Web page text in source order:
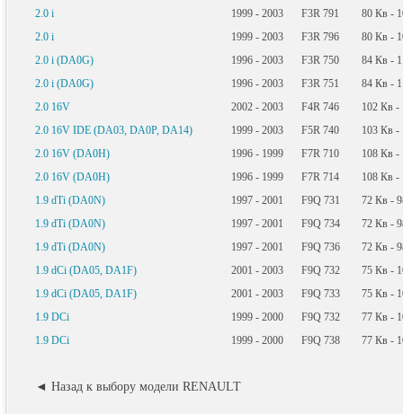
2.0 i
1999 - 2003 F3R 791 80 Кв -
2.0 i
1999 - 2003 F3R 796 80 Кв -
2.0 i (DA0G)
1996 - 2003 F3R 750 84 Кв -
2.0 i (DA0G)
1996 - 2003 F3R 751 84 Кв -
2.0 16V
2002 - 2003 F4R 746 102 Кв -
2.0 16V IDE (DA03, DA0P, DA14)
1999 - 2003 F5R 740 103 Кв -
2.0 16V (DA0H)
1996 - 1999 F7R 710 108 Кв -
2.0 16V (DA0H)
1996 - 1999 F7R 714 108 Кв -
1.9 dTi (DA0N)
1997 - 2001 F9Q 731 72 Кв -
1.9 dTi (DA0N)
1997 - 2001 F9Q 734 72 Кв -
1.9 dTi (DA0N)
1997 - 2001 F9Q 736 72 Кв -
1.9 dCi (DA05, DA1F)
2001 - 2003 F9Q 732 75 Кв -
1.9 dCi (DA05, DA1F)
2001 - 2003 F9Q 733 75 Кв -
1.9 DCi
1999 - 2000 F9Q 732 77 Кв -
1.9 DCi
1999 - 2000 F9Q 738 77 Кв -
◄ Назад к выбору модели RENAULT